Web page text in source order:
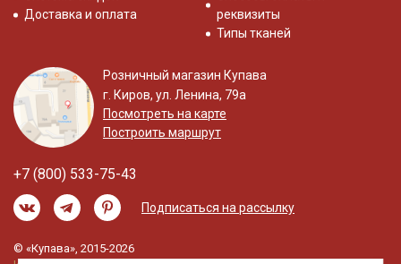
Доставка и оплата
реквизиты
Типы тканей
Розничный магазин Купава
г. Киров, ул. Ленина, 79а
Посмотреть на карте
Построить маршрут
+7 (800) 533-75-43
Подписаться на рассылку
© «Купава», 2015-2026